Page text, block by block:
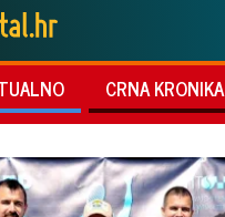
CRNA KRONIKA